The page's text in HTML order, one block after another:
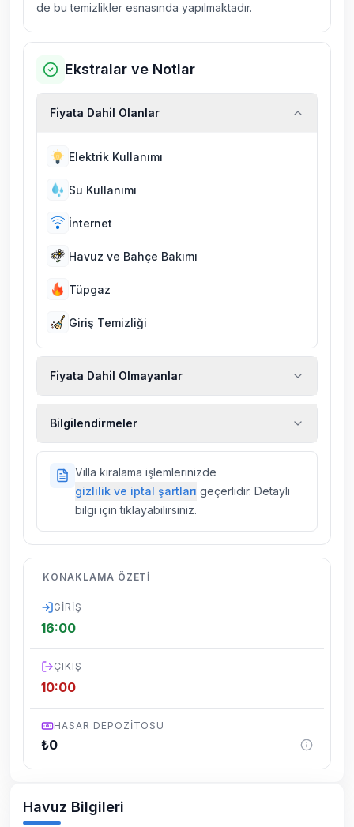
de bu temizlikler esnasında yapılmaktadır.
Ekstralar ve Notlar
Fiyata Dahil Olanlar
Elektrik Kullanımı
Su Kullanımı
İnternet
Havuz ve Bahçe Bakımı
Tüpgaz
Giriş Temizliği
Fiyata Dahil Olmayanlar
sigortaları fiyatlara dahil değildir.
Bilgilendirmeler
villalarımızda düzenli olarak ilaçlama
yapılmaktadır. Buna rağmen çevrede
kelebek, böcek, sinek vs. bulunma ihtimali
dönemsel olarak altyapı çalışmaları
yapılabilmektedir. Bu çalışma nedeniyle yol
Villa kiralama işlemlerinizde
gizlilik ve iptal şartları geçerlidir. Detaylı
bilgi için tıklayabilirsiniz.
KONAKLAMA ÖZETI
GIRIŞ
16:00
ÇIKIŞ
10:00
HASAR DEPOZITOSU
₺0
Havuz Bilgileri